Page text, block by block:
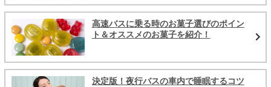
高速バスに乗る時のお菓子選びのポイン
ト＆オススメのお菓子を紹介！
決定版！夜行バスの車内で睡眠するコツ